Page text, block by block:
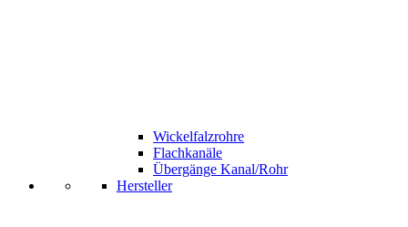
Wickelfalzrohre
Flachkanäle
Übergänge Kanal/Rohr
Hersteller